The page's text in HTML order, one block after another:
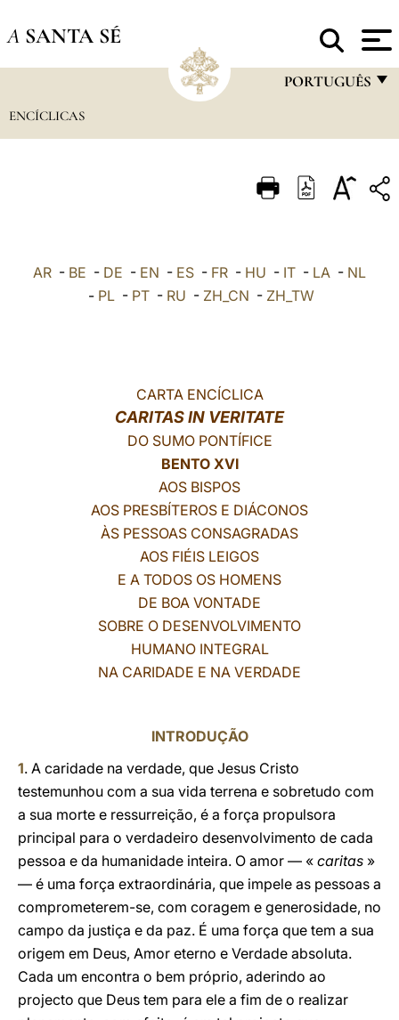
A SANTA SÉ
PORTUGUÊS
ITALIANO
DEUTSCH
LATINE
ENCÍCLICAS
AR - BE - DE - EN - ES - FR - HU - IT - LA - NL
- PL - PT - RU - ZH_CN - ZH_TW
CARTA ENCÍCLICA
CARITAS IN VERITATE
DO SUMO PONTÍFICE
BENTO XVI
AOS BISPOS
AOS PRESBÍTEROS E DIÁCONOS
ÀS PESSOAS CONSAGRADAS
AOS FIÉIS LEIGOS
E A TODOS OS HOMENS
DE BOA VONTADE
SOBRE O DESENVOLVIMENTO
HUMANO INTEGRAL
NA CARIDADE E NA VERDADE
INTRODUÇÃO
1. A caridade na verdade, que Jesus Cristo
testemunhou com a sua vida terrena e sobretudo com
a sua morte e ressurreição, é a força propulsora
principal para o verdadeiro desenvolvimento de cada
pessoa e da humanidade inteira. O amor — « caritas »
— é uma força extraordinária, que impele as pessoas a
comprometerem-se, com coragem e generosidade, no
campo da justiça e da paz. É uma força que tem a sua
origem em Deus, Amor eterno e Verdade absoluta.
Cada um encontra o bem próprio, aderindo ao
projecto que Deus tem para ele a fim de o realizar